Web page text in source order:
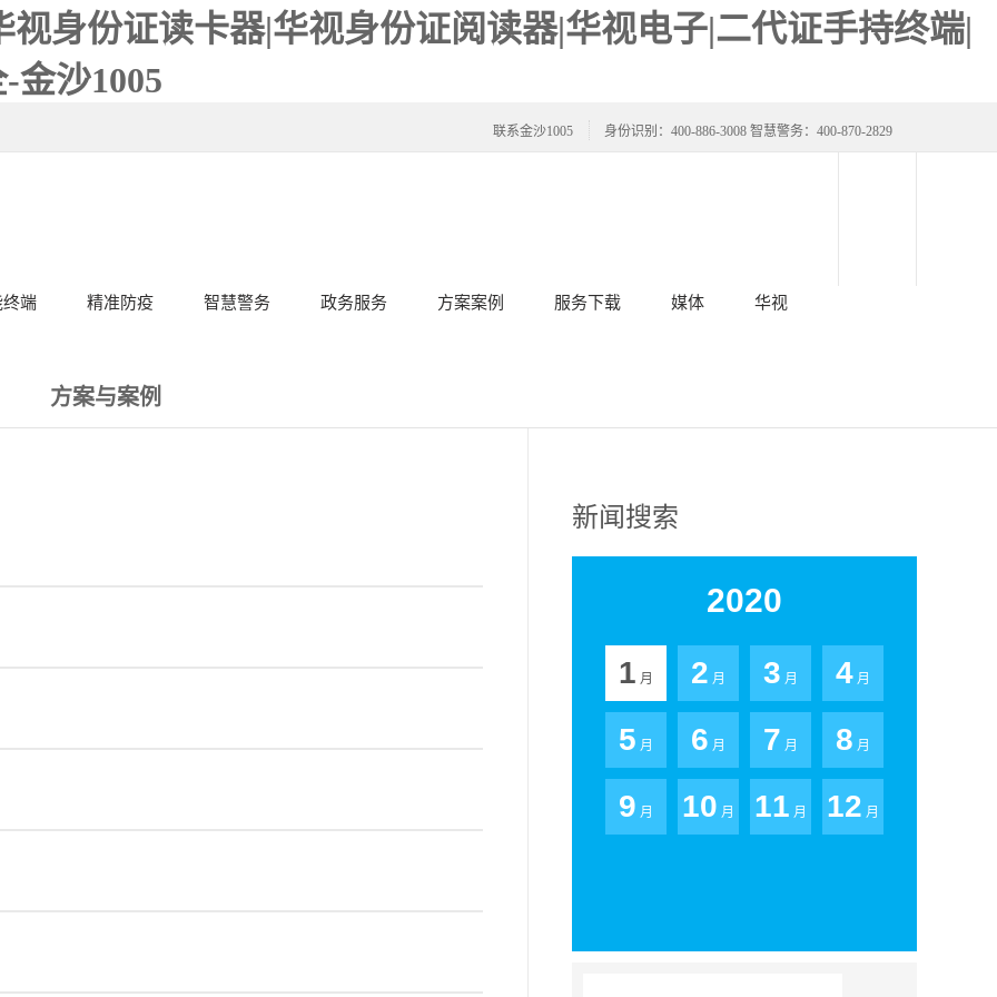
身份证读卡器|华视身份证阅读器|华视电子|二代证手持终端|
金沙1005
联系金沙1005 身份识别：400-886-3008 智慧警务：400-870-2829
终端 精准防疫 智慧警务 政务服务 方案案例 服务下载 媒体 华视
方案与案例
金沙娱场城app的售后服务
联系金沙1005
新闻搜索
2020
1 月 2 月 3 月 4 月
5 月 6 月 7 月 8 月
9 月 10 月 11 月 12 月